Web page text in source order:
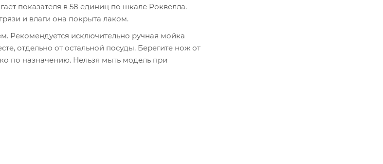
показателя в 58 единиц по шкале Роквелла.
и влаги она покрыта лаком.
Рекомендуется исключительно ручная мойка
отдельно от остальной посуды. Берегите нож от
по назначению. Нельзя мыть модель при